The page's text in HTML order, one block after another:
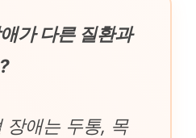
가 다른 질환과
장애는 두통, 목